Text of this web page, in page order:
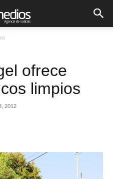
ofrece
limpios
2012